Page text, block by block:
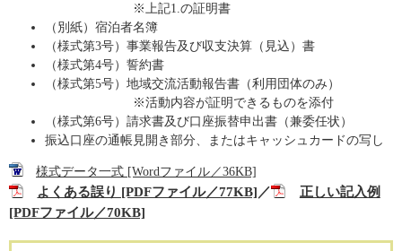
※上記1.の証明書
（別紙）宿泊者名簿
（様式第3号）事業報告及び収支決算（見込）書
（様式第4号）誓約書
（様式第5号）地域交流活動報告書（利用団体のみ）
※活動内容が証明できるものを添付
（様式第6号）請求書及び口座振替申出書（兼委任状）
振込口座の通帳見開き部分、またはキャッシュカードの写し
様式データ一式 [Wordファイル／36KB]
よくある誤り [PDFファイル／77KB] ／
正しい記入例
[PDFファイル／70KB]